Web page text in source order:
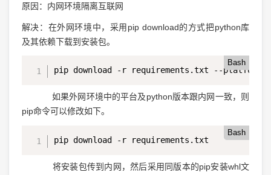
原因：内网环境隔离互联网
解决：在外网环境中，采用pip download的方式把python库
及其依赖下载到安装包。
Bash
pip download -r requirements.txt --platform
如果外网环境中的平台及python版本跟内网一致，则
pip命令可以修改如下。
Bash
pip download -r requirements.txt
将安装包传到内网，然后采用同版本的pip安装whl文